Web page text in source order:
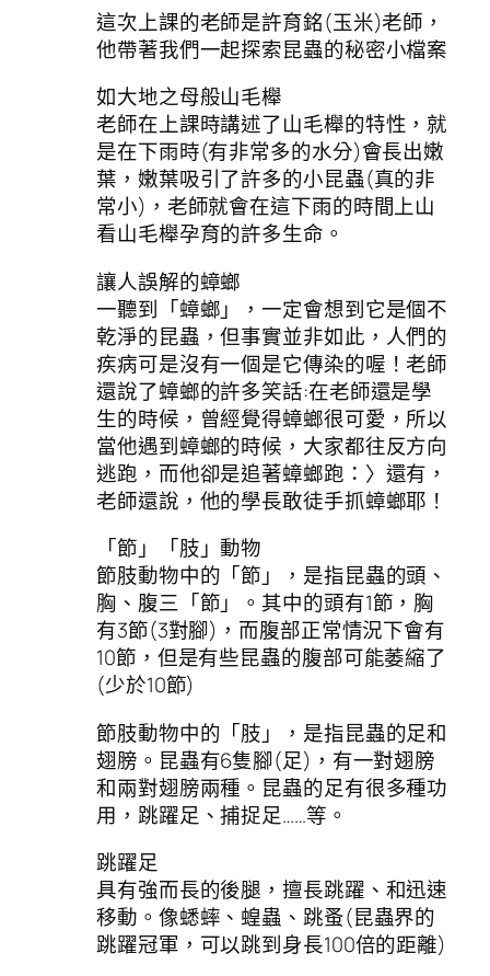
這次上課的老師是許育銘(玉米)老師，
他帶著我們一起探索昆蟲的秘密小檔案
如大地之母般山毛櫸
老師在上課時講述了山毛櫸的特性，就
是在下雨時(有非常多的水分)會長出嫩
葉，嫩葉吸引了許多的小昆蟲(真的非
常小)，老師就會在這下雨的時間上山
看山毛櫸孕育的許多生命。
讓人誤解的蟑螂
一聽到「蟑螂」，一定會想到它是個不
乾淨的昆蟲，但事實並非如此，人們的
疾病可是沒有一個是它傳染的喔！老師
還說了蟑螂的許多笑話:在老師還是學
生的時候，曾經覺得蟑螂很可愛，所以
當他遇到蟑螂的時候，大家都往反方向
逃跑，而他卻是追著蟑螂跑：〉還有，
老師還說，他的學長敢徒手抓蟑螂耶！
「節」「肢」動物
節肢動物中的「節」，是指昆蟲的頭、
胸、腹三「節」。其中的頭有1節，胸
有3節(3對腳)，而腹部正常情況下會有
10節，但是有些昆蟲的腹部可能萎縮了
(少於10節)
節肢動物中的「肢」，是指昆蟲的足和
翅膀。昆蟲有6隻腳(足)，有一對翅膀
和兩對翅膀兩種。昆蟲的足有很多種功
用，跳躍足、捕捉足……等。
跳躍足
具有強而長的後腿，擅長跳躍、和迅速
移動。像蟋蟀、蝗蟲、跳蚤(昆蟲界的
跳躍冠軍，可以跳到身長100倍的距離)